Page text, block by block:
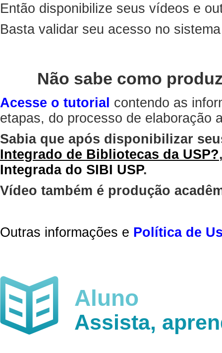
Então disponibilize seus vídeos e
Basta validar seu acesso no
Não sabe como
Acesse o tutorial contendo as
etapas, do processo de elaboração
Sabia que após disponibilizar
Integrado de Bibliotecas da USP?
Integrada do SIBI USP.
Vídeo também é produção
Outras informações e Política de
Aluno
Assista,